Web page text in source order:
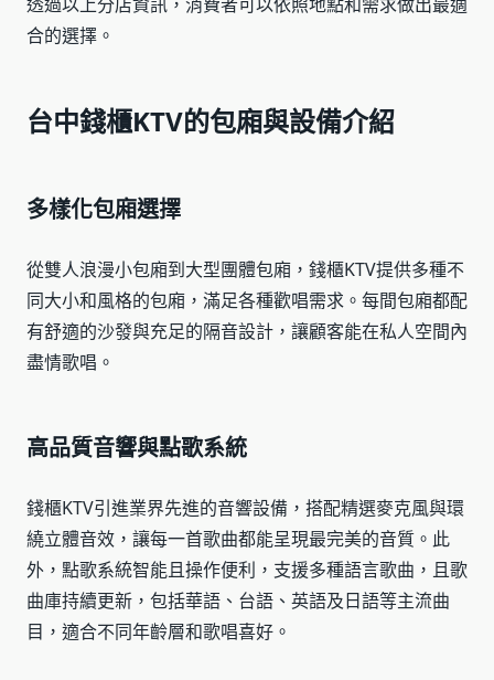
合的選擇。
台中錢櫃KTV的包廂與設備介紹
多樣化包廂選擇
從雙人浪漫小包廂到大型團體包廂，錢櫃KTV提供多種不
同大小和風格的包廂，滿足各種歡唱需求。每間包廂都配
有舒適的沙發與充足的隔音設計，讓顧客能在私人空間內
盡情歌唱。
高品質音響與點歌系統
錢櫃KTV引進業界先進的音響設備，搭配精選麥克風與環
繞立體音效，讓每一首歌曲都能呈現最完美的音質。此
外，點歌系統智能且操作便利，支援多種語言歌曲，且歌
曲庫持續更新，包括華語、台語、英語及日語等主流曲
目，適合不同年齡層和歌唱喜好。